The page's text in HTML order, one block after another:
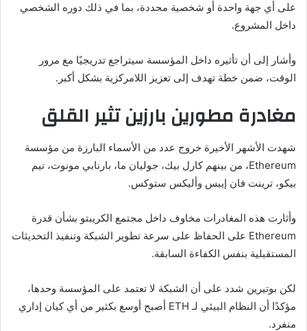
على أي جهة واحدة أو شخصية محددة، بما في ذلك دوره الشخصي
داخل المشروع.
وأشار إلى أن تأثيره داخل المؤسسة سيتراجع تدريجيًا مع مرور
الوقت، ضمن خطة تهدف إلى تعزيز اللامركزية بشكل أكبر.
مغادرة مطورين بارزين تثير القلق
شهدت الأشهر الأخيرة خروج عدد من الأسماء البارزة من مؤسسة
Ethereum، من بينهم كارل بيك، جوليان ما، بارنابي مونوت، تيم
بيكو، ترينت فان إيبس وأليكس ستوكس.
وأثارت هذه المغادرات مخاوف داخل مجتمع الكريبتو بشأن قدرة
Ethereum على الحفاظ على سرعة تطوير الشبكة وتنفيذ التحديثات
المستقبلية بنفس الكفاءة السابقة.
لكن بوتيرين شدد على أن الشبكة لا تعتمد على المؤسسة وحدها،
مؤكدًا أن النظام البيئي لـ ETH أصبح أوسع بكثير من أي كيان إداري
منفرد.